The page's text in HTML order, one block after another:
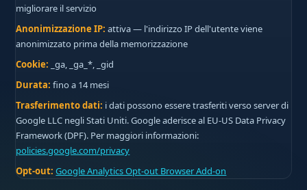
migliorare il servizio
Anonimizzazione IP: attiva — l'indirizzo IP dell'utente viene
anonimizzato prima della memorizzazione
Cookie: _ga, _ga_*, _gid
Durata: fino a 14 mesi
Trasferimento dati: i dati possono essere trasferiti verso server di
Google LLC negli Stati Uniti. Google aderisce al EU-US Data Privacy
Framework (DPF). Per maggiori informazioni:
policies.google.com/privacy
Opt-out: Google Analytics Opt-out Browser Add-on